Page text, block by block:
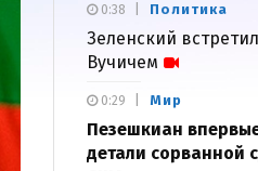
Политика
Зеленский
Вучичем
0:38
Мир
Пезешкиан
детали сорванной
0:29